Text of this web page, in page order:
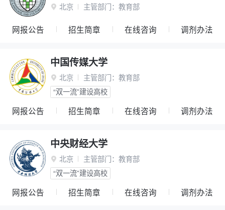
 北京 主管部门： 教育部
网报公告 招生简章 在线咨询 调剂办法
中国传媒大学
 北京 主管部门： 教育部
“双一流”建设高校
网报公告 招生简章 在线咨询 调剂办法
中央财经大学
 北京 主管部门： 教育部
“双一流”建设高校
网报公告 招生简章 在线咨询 调剂办法